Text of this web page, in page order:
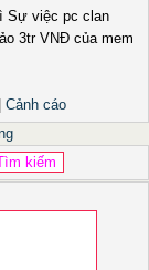
Sự việc pc clan
3tr VNĐ của mem
Cảnh cáo